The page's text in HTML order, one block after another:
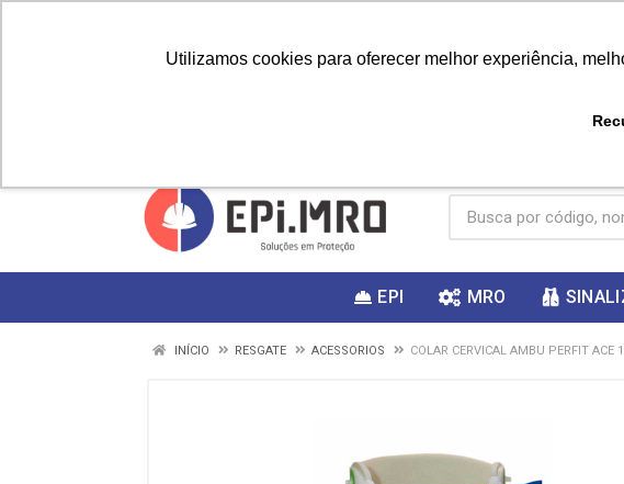
Utilizamos cookies para oferecer melhor experiência,
EPI MRO
INÍCIO RESGATE ACESSORIOS COLAR CERVICAL AMBU PERFIT ACE